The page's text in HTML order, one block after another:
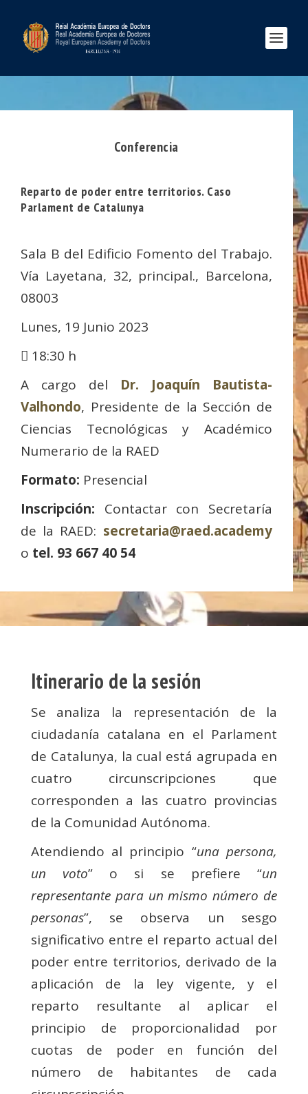
Conferencia
Reparto de poder entre territorios. Caso
Parlament de Catalunya
Sala B del Edificio Fomento del Trabajo.
Vía Layetana, 32, principal., Barcelona,
08003
Lunes, 19 Junio 2023
18:30 h
A cargo del Dr. Joaquín Bautista-
Valhondo, Presidente de la Sección de
Ciencias Tecnológicas y Académico
Numerario de la RAED
Formato: Presencial
Inscripción: Contactar con Secretaría
de la RAED: secretaria@raed.academy
o tel. 93 667 40 54
Itinerario de la sesión
Se analiza la representación de la
ciudadanía catalana en el Parlament
de Catalunya, la cual está agrupada en
cuatro circunscripciones que
corresponden a las cuatro provincias
de la Comunidad Autónoma.
Atendiendo al principio “una persona,
un voto” o si se prefiere “un
representante para un mismo número de
personas”, se observa un sesgo
significativo entre el reparto actual del
poder entre territorios, derivado de la
aplicación de la ley vigente, y el
reparto resultante al aplicar el
principio de proporcionalidad por
cuotas de poder en función del
número de habitantes de cada